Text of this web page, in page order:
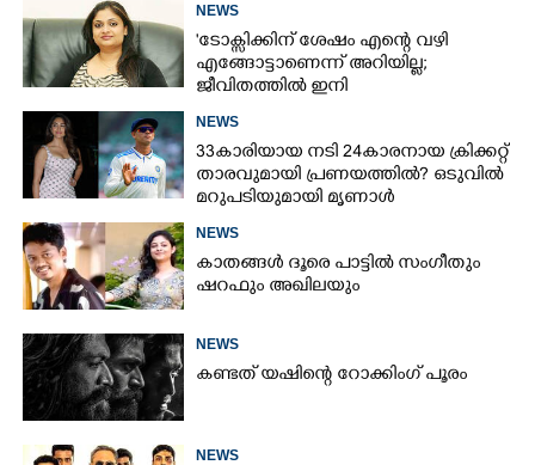
NEWS
'ടോക്സിക്കിന് ശേഷം എന്റെ വഴി
എങ്ങോട്ടാണെന്ന് അറിയില്ല;
ജീവിതത്തിൽ ഇനി
ഉള്ളിൽ ഉണ്ടായിരിക്കും'
NEWS
33കാരിയായ നടി 24കാരനായ ക്രിക്കറ്റ്
താരവുമായി പ്രണയത്തിൽ? ഒടുവിൽ
മറുപടിയുമായി മൃണാൾ
NEWS
കാതങ്ങൾ ദൂരെ പാട്ടിൽ സംഗീതും
ഷറഫും അഖിലയും
NEWS
കണ്ടത് യഷിന്റെ റോക്കിംഗ് പൂരം
NEWS